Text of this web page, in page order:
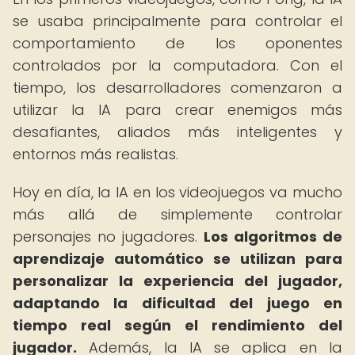
se usaba principalmente para controlar el
comportamiento de los oponentes
controlados por la computadora. Con el
tiempo, los desarrolladores comenzaron a
utilizar la IA para crear enemigos más
desafiantes, aliados más inteligentes y
entornos más realistas.
Hoy en día, la IA en los videojuegos va mucho
más allá de simplemente controlar
personajes no jugadores. Los algoritmos de
aprendizaje automático se utilizan para
personalizar la experiencia del jugador,
adaptando la dificultad del juego en
tiempo real según el rendimiento del
jugador. Además, la IA se aplica en la